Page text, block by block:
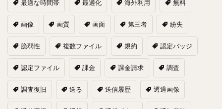
最適な時間帯 最適化 海外利用 無料
画像 画質 画面 第三者 紛失
脆弱性 複数ファイル 規約 認定バッジ
認定ファイル 課金 課金請求 調査
調査復旧 送る 送信履歴 透過画像